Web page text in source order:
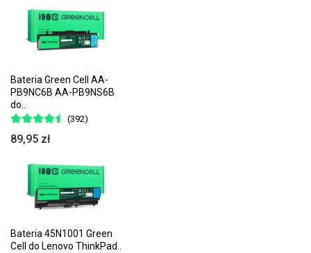
Bateria Green Cell AA-
PB9NC6B AA-PB9NS6B
do..
(392)
89,95 zł
Bateria 45N1001 Green
Cell do Lenovo ThinkPad..